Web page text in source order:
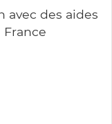
avec des aides